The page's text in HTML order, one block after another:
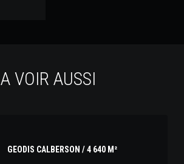
A VOIR AUSSI
GEODIS CALBERSON / 4 640 M²